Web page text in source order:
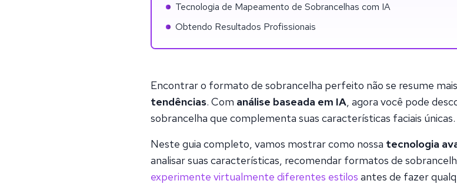
Tecnologia de Mapeamento de Sobrancelhas com IA
Obtendo Resultados Profissionais
Encontrar o formato de sobrancelha perfeito não se resume
tendências. Com análise baseada em IA, agora você pode
sobrancelha que complementa suas características faciais únicas.
Neste guia completo, vamos mostrar como nossa tecnologia
analisar suas características, recomendar formatos de
experimente virtualmente diferentes estilos antes de fazer